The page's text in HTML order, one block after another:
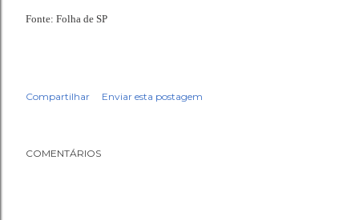
Fonte: Folha de SP
Compartilhar Enviar esta postagem
COMENTÁRIOS